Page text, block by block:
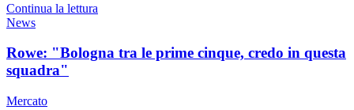
Continua la lettura
News
Rowe: "Bologna tra le prime cinque, credo in questa
squadra"
Mercato